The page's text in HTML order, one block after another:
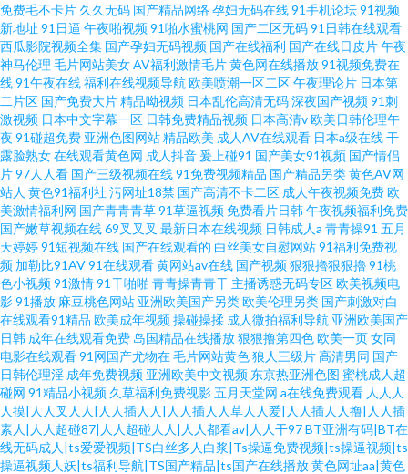
免费毛不卡片 久久无码 国产精品网络孕妇无码在线91手机论坛91视频
新地址 91日逼 午夜啪视频91啪水蜜桃网 国产二区无码91日韩在线观看
西瓜影院视频全集 国产孕妇无码视频 国产在线福利 国产在线日皮片午夜
神马伦理 毛片网站美女AV福利激情毛片黄色网在线播放91视频免费在
线91午夜在线福利在线视频导航 欧美喷潮一区二区午夜理论片 日本第
二片区 国产免费大片精品呦视频 日本乱伦高清无码深夜国产视频91刺
激视频 日本中文字幕一区 日韩免费精品视频 日本高清v欧美日韩伦理午
夜 91碰超免费 亚洲色图网站精品欧美 成人AV在线观看 日本a级在线干
露脸熟女在线观看黄色网 成人抖音 爰上碰91 国产美女91视频 国产情侣
片97人人看 国产三级视频在线91免费视频精品 国产精品另类黄色AV网
站人 黄色91福利社 污网址18禁 国产高清不卡二区 成人午夜视频免费欧
美激情福利网 国产青青青草91草逼视频免费看片日韩午夜视频福利免费
国产嫩草视频在线69叉叉叉 最新日本在线视频 日韩成人a 青青操91 五月
天婷婷91短视频在线 国产在线观看的 白丝美女自慰网站91福利免费视
频 加勒比91AV91在线观看黄网站av在线 国产视频狠狠擼狠狠擼91桃
色小视频91激情91干啪啪 青青操青青干 主播诱惑无码专区欧美视频电
影91播放 麻豆桃色网站 亚洲欧美国产另类欧美伦理另类 国产刺激对白
在线观看91精品 欧美成年视频操碰操揉 成人微拍福利导航 亚洲欧美国产
日韩 成年在线观看免费 岛国精品在线播放狠狠撸第四色欧美一页女同
电影在线观看91网国产尤物在毛片网站黄色狼人三级片高清男同 国产
日韩伦理淫 成年免费视频 亚洲欧美中文视频 东京热亚洲色图 蜜桃成人超
碰网 91精品小视频 久草福利免费视影五月天堂网 a在线免费观看 人人人
人摸|人人叉人人|人人插人人|人人插人人草人人爱|人人插人人撸|人人插
素人|人人超碰87|人人超碰人人|人人都看av|人人干97BT亚洲有码|BT在
线无码成人|ts爱爱视频|TS白丝多人白浆|Ts操逼免费视频|ts操逼视频|ts
操逼视频人妖|ts福利导航|TS国产精品|ts国产在线播放黄色网址aa|黄色